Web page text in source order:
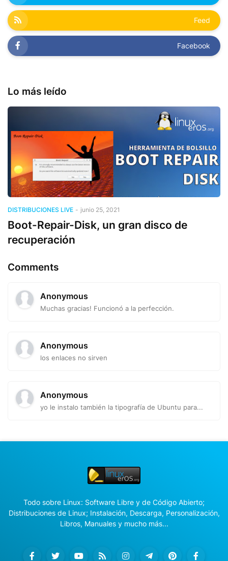
Feed
Facebook
Lo más leído
DISTRIBUCIONES LIVE - junio 25, 2021
Boot-Repair-Disk, un gran disco de
recuperación
Comments
Anonymous
Muchas gracias! Funcionó a la perfección.
Anonymous
los enlaces no sirven
Anonymous
yo le instalo también la tipografía de Ubuntu para...
Todo sobre Linux: Software Libre y de Código Abierto;
Distribuciones de Linux; Instalación, Descarga, Personalización,
Libros, Manuales y mucho más...